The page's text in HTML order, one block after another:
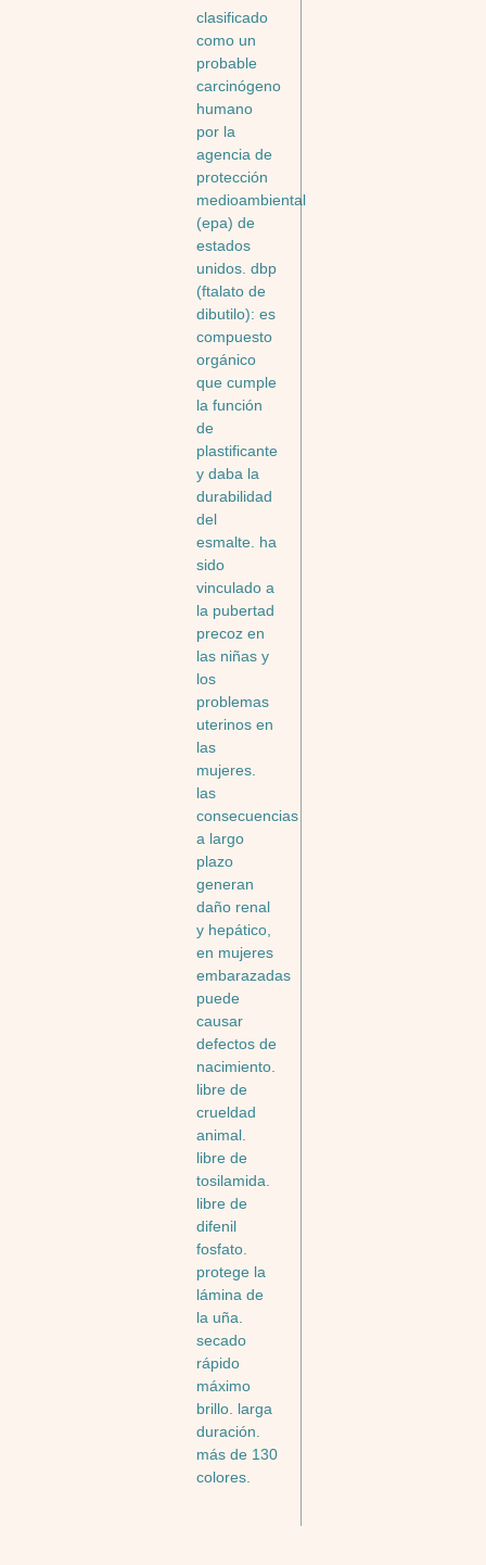
clasificado
como un
probable
carcinógeno
humano
por la
agencia de
protección
medioambiental
(epa) de
estados
unidos. dbp
(ftalato de
dibutilo): es
compuesto
orgánico
que cumple
la función
de
plastificante
y daba la
durabilidad
del
esmalte. ha
sido
vinculado a
la pubertad
precoz en
las niñas y
los
problemas
uterinos en
las
mujeres.
las
consecuencias
a largo
plazo
generan
daño renal
y hepático,
en mujeres
embarazadas
puede
causar
defectos de
nacimiento.
libre de
crueldad
animal.
libre de
tosilamida.
libre de
difenil
fosfato.
protege la
lámina de
la uña.
secado
rápido
máximo
brillo. larga
duración.
más de 130
colores.